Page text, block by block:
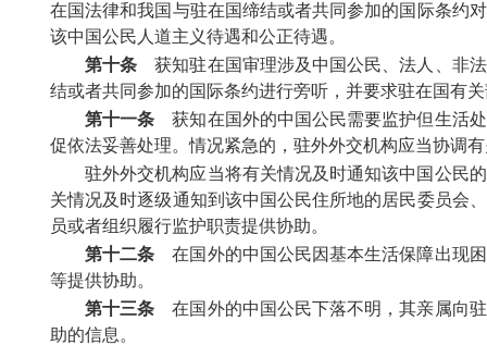
在国法律和我国与驻在国缔结或者共同参加的国际条约
该中国公民人道主义待遇和公正待遇。
第十条 获知驻在国审理涉及中国公民、法人、非
结或者共同参加的国际条约进行旁听，并要求驻在国有
第十一条 获知在国外的中国公民需要监护但生活
促依法妥善处理。情况紧急的，驻外外交机构应当协调
驻外外交机构应当将有关情况及时通知该中国公民
关情况及时逐级通知到该中国公民住所地的居民委员会
员或者组织履行监护职责提供协助。
第十二条 在国外的中国公民因基本生活保障出现
等提供协助。
第十三条 在国外的中国公民下落不明，其亲属向
助的信息。